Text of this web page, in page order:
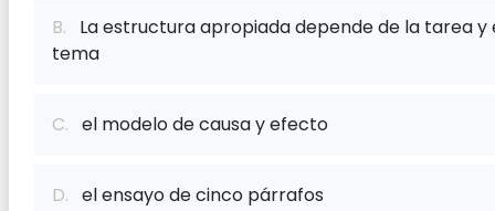
B. La estructura apropiada depende de la tarea y
tema
C. el modelo de causa y efecto
D. el ensayo de cinco párrafos